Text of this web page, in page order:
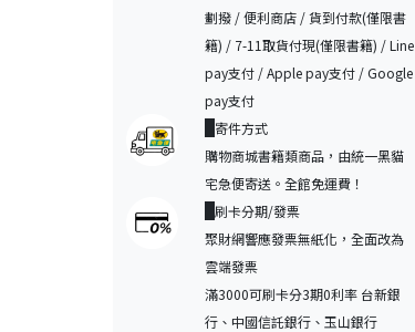
劃撥 / 便利商店 / 貨到付款(僅限書
籍) / 7-11取貨付現(僅限書籍) / Line
pay支付 / Apple pay支付 / Google
pay支付
寄件方式
購物商城書籍類商品，由統一黑貓
宅急便寄送。全館免運費！
刷卡分期/發票
聚財網響應發票無紙化，全面改為
雲端發票
滿3000可刷卡分3期0利率 台新銀
行、中國信託銀行、玉山銀行